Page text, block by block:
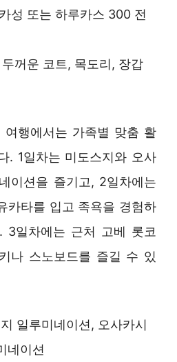
성 또는 하루카스 300 전
꺼운 코트, 목도리, 장갑
행에서는 가족별 맞춤 활
. 1일차는 미도스지와 오사
이션을 즐기고, 2일차에는
카타를 입고 족욕을 경험하
3일차에는 근처 고베 롯코
나 스노보드를 즐길 수 있
일루미네이션, 오사카시
네이션